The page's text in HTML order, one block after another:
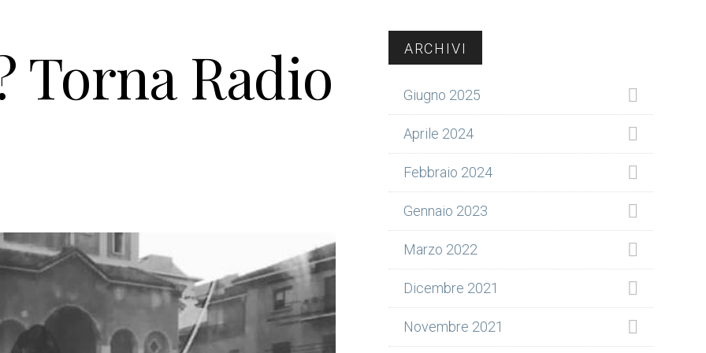
Torna Radio
Barra
laterale
primaria
ARCHIVI
Giugno 2025
Aprile 2024
Febbraio 2024
Gennaio 2023
Marzo 2022
Dicembre 2021
Novembre 2021